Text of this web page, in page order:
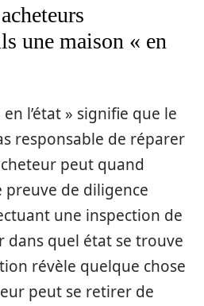
une maison « en
l’état » signifie que le
responsable de réparer
peut quand
de diligence
une inspection de
dans quel état se trouve
révèle quelque chose
peut se retirer de